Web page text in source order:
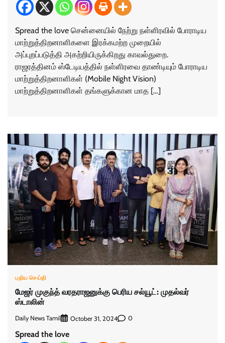
Spread the love சென்னையில் நேற்று நள்ளிரவில் போராடிய
மாற்றுத்திறனாளிகளை இரக்கமற்ற முறையில்
அப்புறப்படுத்தி அகற்றியிருக்கிறது காவல்துறை.
ராஜரத்தினம் ஸ்டேடியத்தில் நள்ளிரவை தாண்டியும் போராடிய
மாற்றுத்திறனாளிகள் (Mobile Night Vision)
மாற்றுத்திறனாளிகள் தங்களுக்கான மாத […]
புதிய செய்தி
மேஜர் முகுந்த் வரதராஜனுக்கு பெரிய சல்யூட்: முதல்வர்
ஸ்டாலின்
Daily News Tamil October 31, 2024 0
Spread the love